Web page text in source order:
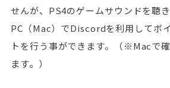
せんが、PS4のゲームサウンドを聴き
PC（Mac）でDiscordを利用してボ
トを行う事ができます。（※Macで
ます。）